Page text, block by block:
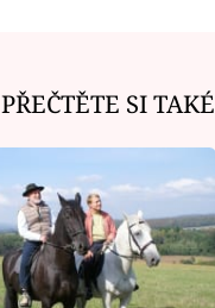
PŘEČTĚTE SI TAKÉ